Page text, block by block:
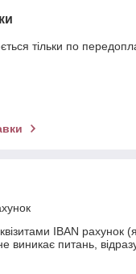
тільки по
IBAN рахунок
виникає питань,